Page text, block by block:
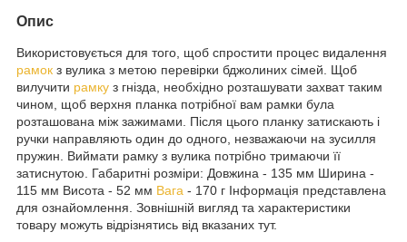
Опис
Використовується для того, щоб спростити процес видалення
рамок з вулика з метою перевірки бджолиних сімей. Щоб
вилучити рамку з гнізда, необхідно розташувати захват таким
чином, щоб верхня планка потрібної вам рамки була
розташована між зажимами. Після цього планку затискають і
ручки направляють один до одного, незважаючи на зусилля
пружин. Виймати рамку з вулика потрібно тримаючи її
затиснутою. Габаритні розміри: Довжина - 135 мм Ширина -
115 мм Висота - 52 мм Вага - 170 г Інформація представлена
для ознайомлення. Зовнішній вигляд та характеристики
товару можуть відрізнятись від вказаних тут.